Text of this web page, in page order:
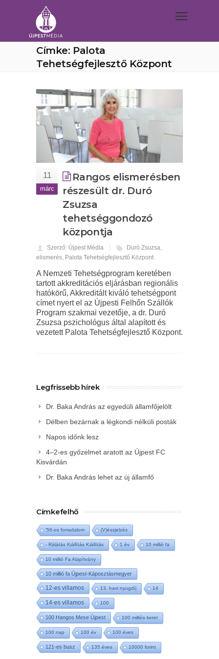
Címke: Palota
Tehetségfejlesztő Központ
11
márc
Rangos elismerésben
részesült dr. Duró
Zsuzsa
tehetséggondozó
központja
Szerző: Újpest Média Duró Zsuzsa,
elismerés, Palota Tehetségfejlesztő Központ
A Nemzeti Tehetségprogram keretében
tartott akkreditációs eljárásban regionális
hatókörű, Akkreditált kiváló tehetségpont
címet nyert el az Újpesti Felhőn Szállók
Program szakmai vezetője, a dr. Duró
Zsuzsa pszichológus által alapított és
vezetett Palota Tehetségfejlesztő Központ.
Legfrissebb hírek
Dr. Baka András az egyedüli államfőjelölt
Délben bezárnak a légkondi nélküli posták
Napos időnk lesz
4–2-es győzelmet aratott az Újpest FC
Kisvárdán
Dr. Baka András lehet az új államfő
Címkefelhő
'56-os forradalom (V)észjelzés
- Rálátás Kiállítás Kiállítás 1 év 10 millió fa
10 millió Fa Alapítvány
10 millió fa Újpest-Káposztásmegyer
12-es villamos 13. havi nyugdíj 14
14-es villamos 100
100 Hangos Mese Újpest 100 milliós keret
100 nap 100 év 100 éves
121-es busz 135 éves 10000 forint